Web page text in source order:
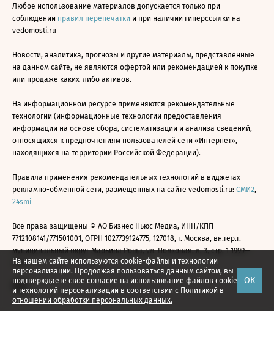
На нашем сайте используются cookie-файлы и технологии
персонализации. Продолжая пользоваться данным сайтом, вы
подтверждаете свое согласие на использование файлов cookie
и технологий персонализации в соответствии с Политикой в
отношении обработки персональных данных.
ОК
Любое использование материалов допускается только при
соблюдении правил перепечатки и при наличии гиперссылки на
vedomosti.ru
Новости, аналитика, прогнозы и другие материалы, представленные
на данном сайте, не являются офертой или рекомендацией к покупке
или продаже каких-либо активов.
На информационном ресурсе применяются рекомендательные
технологии (информационные технологии предоставления
информации на основе сбора, систематизации и анализа сведений,
относящихся к предпочтениям пользователей сети «Интернет»,
находящихся на территории Российской Федерации).
Правила применения рекомендательных технологий в виджетах
рекламно-обменной сети, размещенных на сайте vedomosti.ru: СМИ2,
24smi
Все права защищены © АО Бизнес Ньюс Медиа, ИНН/КПП
7712108141/771501001, ОГРН 1027739124775, 127018, г. Москва, вн.тер.г.
муниципальный округ Марьина Роща, ул. Полковая, д. 3, стр. 1 1999—
2026